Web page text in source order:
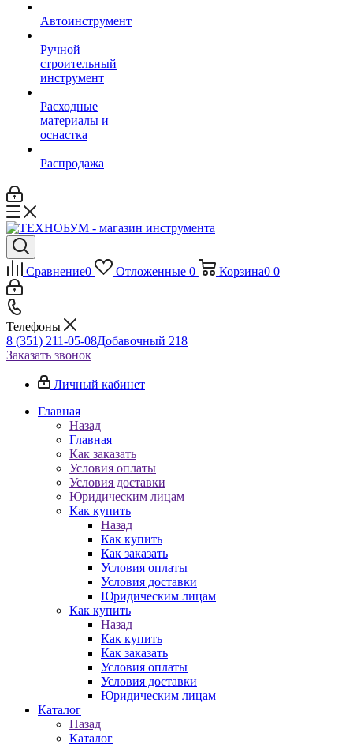
Автоинструмент
Ручной
строительный
инструмент
Расходные
материалы и
оснастка
Распродажа
Сравнение0 Отложенные 0 Корзина0 0
Телефоны
8 (351) 211-05-08Добавочный 218
Заказать звонок
Личный кабинет
Главная
Назад
Главная
Как заказать
Условия оплаты
Условия доставки
Юридическим лицам
Как купить
Назад
Как купить
Как заказать
Условия оплаты
Условия доставки
Юридическим лицам
Как купить
Назад
Как купить
Как заказать
Условия оплаты
Условия доставки
Юридическим лицам
Каталог
Назад
Каталог